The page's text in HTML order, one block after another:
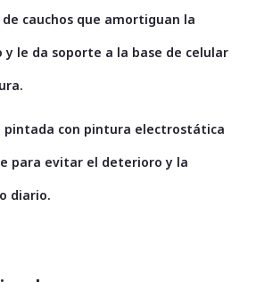
cauchos que amortiguan la
y le da soporte a la base de celular
pintada con pintura electrostática
para evitar el deterioro y la
diario.